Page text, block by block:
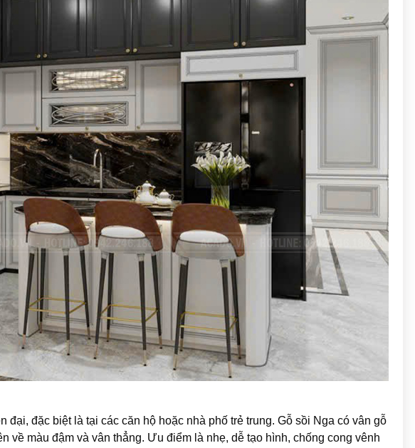
đặc biệt là tại các căn hộ hoặc nhà phố trẻ trung. Gỗ sồi Nga có vân gỗ
về màu đậm và vân thẳng. Ưu điểm là nhẹ, dễ tạo hình, chống cong vênh